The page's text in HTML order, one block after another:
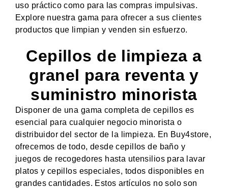
uso práctico como para las compras impulsivas.
Explore nuestra gama para ofrecer a sus clientes
productos que limpian y venden sin esfuerzo.
Cepillos de limpieza a
granel para reventa y
suministro minorista
Disponer de una gama completa de cepillos es
esencial para cualquier negocio minorista o
distribuidor del sector de la limpieza. En Buy4store,
ofrecemos de todo, desde cepillos de baño y
juegos de recogedores hasta utensilios para lavar
platos y cepillos especiales, todos disponibles en
grandes cantidades. Estos artículos no solo son